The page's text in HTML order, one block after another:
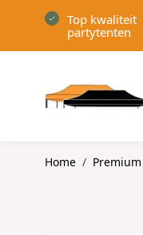
Top kwaliteit
partytenten
Home /